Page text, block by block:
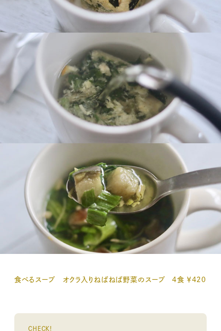
食べるスープ オクラ入りねばねば野菜のスープ ４食 ￥420
CHECK!